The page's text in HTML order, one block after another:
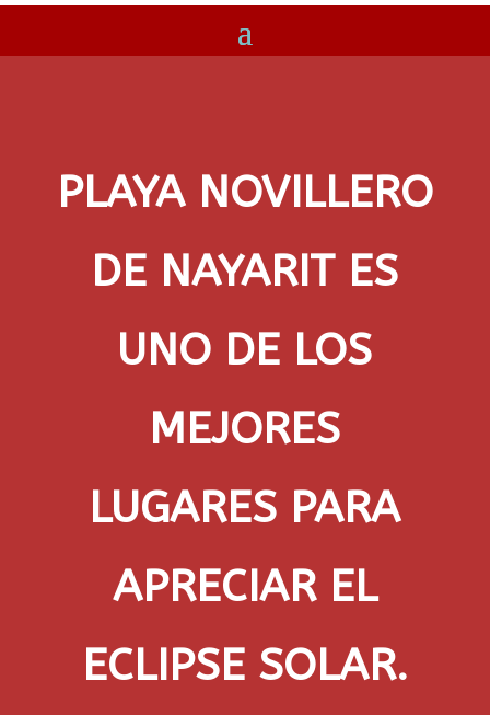
PLAYA NOVILLERO
DE NAYARIT ES
UNO DE LOS
MEJORES
LUGARES PARA
APRECIAR EL
ECLIPSE SOLAR.